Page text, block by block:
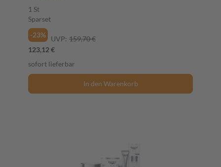
1 St
Sparset
-23%
UVP: 159,70 €
123,12 €
sofort lieferbar
In den Warenkorb